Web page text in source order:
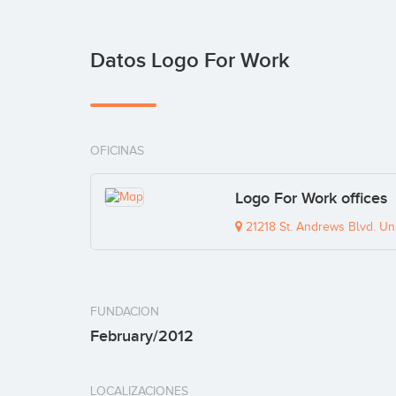
Datos Logo For Work
OFICINAS
Logo For Work offices
21218 St. Andrews Blvd.
FUNDACION
February/2012
LOCALIZACIONES